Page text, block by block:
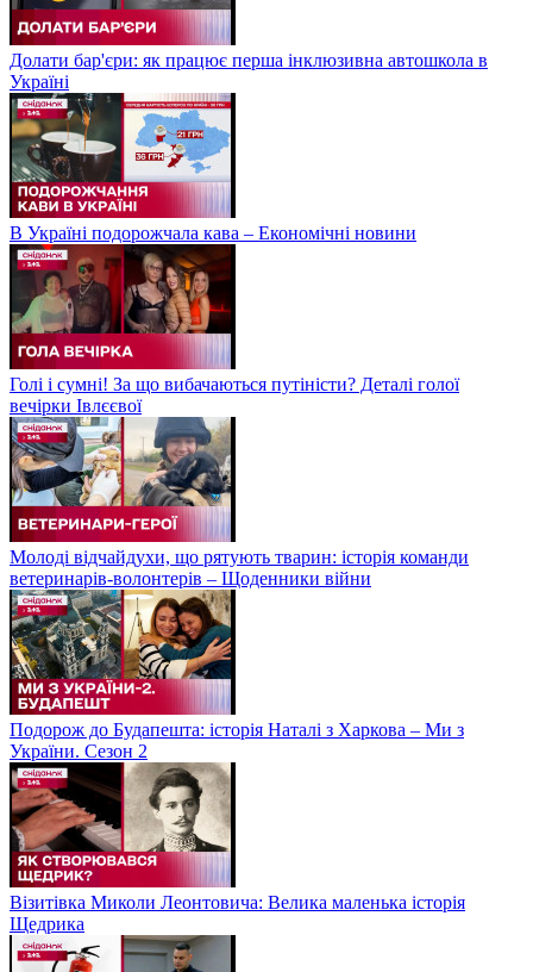
Долати бар'єри: як працює перша інклюзивна автошкола в
Україні
В Україні подорожчала кава – Економічні новини
Голі і сумні! За що вибачаються путіністи? Деталі голої
вечірки Івлєєвої
Молоді відчайдухи, що рятують тварин: історія команди
ветеринарів-волонтерів – Щоденники війни
Подорож до Будапешта: історія Наталі з Харкова – Ми з
України. Сезон 2
Візитівка Миколи Леонтовича: Велика маленька історія
Щедрика